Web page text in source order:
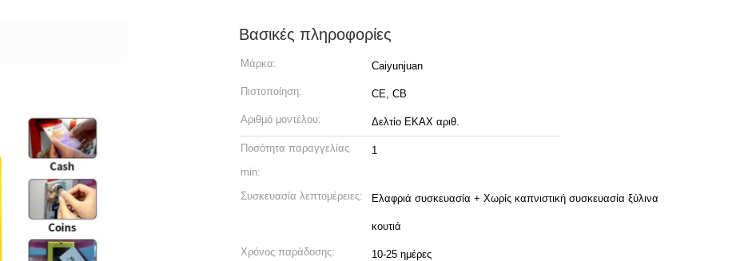
Βασικές πληροφορίες
Μάρκα: Caiyunjuan
Πιστοποίηση: CE, CB
Αριθμό μοντέλου: Δελτίο ΕΚΑΧ αριθ.
Ποσότητα παραγγελίας
min:
1
Συσκευασία λεπτομέρειες: Ελαφριά συσκευασία + Χωρίς καπνιστική συσκευασία ξύλινα
κουτιά
Χρόνος παράδοσης: 10-25 ημέρες